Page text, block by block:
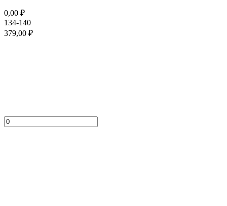
0,00 ₽
134-140
379,00 ₽